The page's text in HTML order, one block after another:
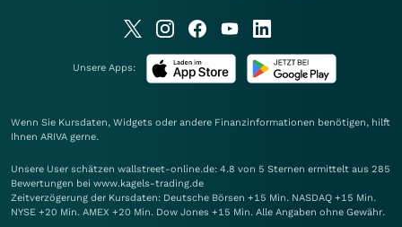
Unsere Apps:
Wenn Sie Kursdaten, Widgets oder andere Finanzinformationen benötigen, hilft
Ihnen ARIVA gerne.
Unsere User schätzen wallstreet-online.de: 4.8 von 5 Sternen ermittelt aus 285
Bewertungen bei www.kagels-trading.de
Zeitverzögerung der Kursdaten: Deutsche Börsen +15 Min. NASDAQ +15 Min.
NYSE +20 Min. AMEX +20 Min. Dow Jones +15 Min. Alle Angaben ohne Gewähr.